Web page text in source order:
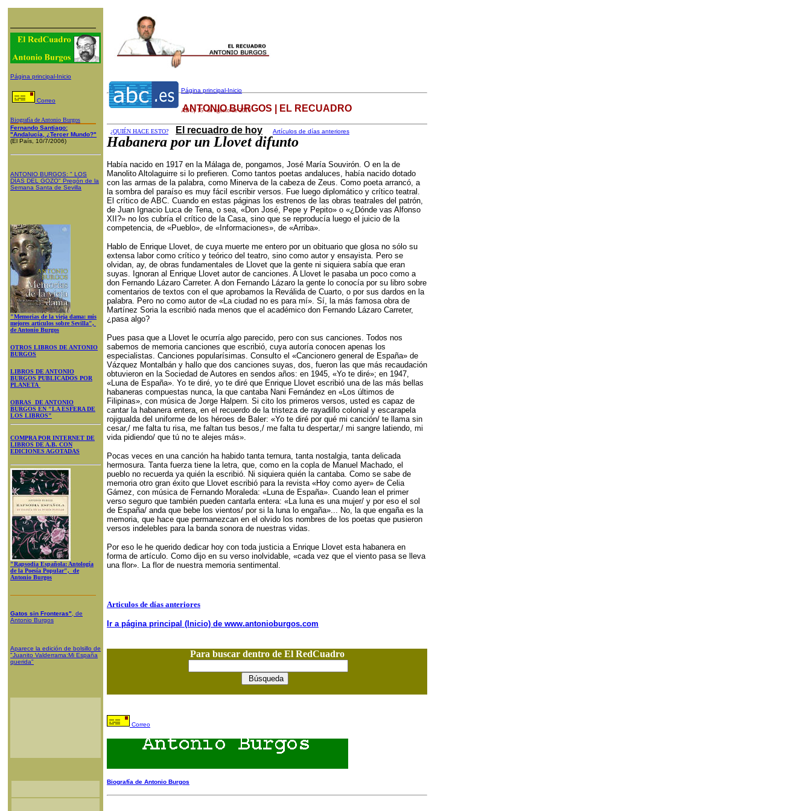
Página principal-Inicio
Correo
Biografía de Antonio Burgos
Fernando Santiago:
"Andalucía, ¿Tercer Mundo?"
(El País, 10/7/2006)
ANTONIO BURGOS: " LOS
DÍAS DEL GOZO" Pregón de la
Semana Santa de Sevilla
"Memorias de la vieja dama: mis
mejores artículos sobre Sevilla",
de Antonio Burgos
OTROS LIBROS DE ANTONIO
BURGOS
LIBROS DE ANTONIO
BURGOS PUBLICADOS POR
PLANETA
OBRAS DE ANTONIO
BURGOS EN "LA ESFERA DE
LOS LIBROS"
COMPRA POR INTERNET DE
LIBROS DE A.B. CON
EDICIONES AGOTADAS
"Rapsodia Española: Antología
de la Poesía Popular", de
Antonio Burgos
Gatos sin Fronteras" , de
Antonio Burgos
Aparece la edición de bolsillo de
"Juanito Valderrama:Mi España
querida"
Página principal-Inicio
ABC, 15de agosto de 2010
¿QUIÉN HACE ESTO? El recuadro de hoy Artículos de días anteriores
ANTONIO BURGOS | EL RECUADRO
Habanera por un Llovet difunto
Había nacido en 1917 en la Málaga de, pongamos, José María Souvirón. O en la de
Manolito Altolaguirre si lo prefieren. Como tantos poetas andaluces, había nacido dotado
con las armas de la palabra, como Minerva de la cabeza de Zeus. Como poeta arrancó, a
la sombra del paraíso es muy fácil escribir versos. Fue luego diplomático y crítico teatral.
El crítico de ABC. Cuando en estas páginas los estrenos de las obras teatrales del patrón,
de Juan Ignacio Luca de Tena, o sea, «Don José, Pepe y Pepito» o «¿Dónde vas Alfonso
XII?» no los cubría el crítico de la Casa, sino que se reproducía luego el juicio de la
competencia, de «Pueblo», de «Informaciones», de «Arriba».
Hablo de Enrique Llovet, de cuya muerte me entero por un obituario que glosa no sólo su
extensa labor como crítico y teórico del teatro, sino como autor y ensayista. Pero se
olvidan, ay, de obras fundamentales de Llovet que la gente ni siquiera sabía que eran
suyas. Ignoran al Enrique Llovet autor de canciones. A Llovet le pasaba un poco como a
don Fernando Lázaro Carreter. A don Fernando Lázaro la gente lo conocía por su libro sobre
comentarios de textos con el que aprobamos la Reválida de Cuarto, o por sus dardos en la
palabra. Pero no como autor de «La ciudad no es para mí». Sí, la más famosa obra de
Martínez Soria la escribió nada menos que el académico don Fernando Lázaro Carreter,
¿pasa algo?
Pues pasa que a Llovet le ocurría algo parecido, pero con sus canciones. Todos nos
sabemos de memoria canciones que escribió, cuya autoría conocen apenas los
especialistas. Canciones popularísimas. Consulto el «Cancionero general de España» de
Vázquez Montalbán y hallo que dos canciones suyas, dos, fueron las que más recaudación
obtuvieron en la Sociedad de Autores en sendos años: en 1945, «Yo te diré»; en 1947,
«Luna de España». Yo te diré, yo te diré que Enrique Llovet escribió una de las más bellas
habaneras compuestas nunca, la que cantaba Nani Fernández en «Los últimos de
Filipinas», con música de Jorge Halpern. Si cito los primeros versos, usted es capaz de
cantar la habanera entera, en el recuerdo de la tristeza de rayadillo colonial y escarapela
rojigualda del uniforme de los héroes de Baler: «Yo te diré por qué mi canción/ te llama sin
cesar,/ me falta tu risa, me faltan tus besos,/ me falta tu despertar,/ mi sangre latiendo, mi
vida pidiendo/ que tú no te alejes más».
Pocas veces en una canción ha habido tanta ternura, tanta nostalgia, tanta delicada
hermosura. Tanta fuerza tiene la letra, que, como en la copla de Manuel Machado, el
pueblo no recuerda ya quién la escribió. Ni siquiera quién la cantaba. Como se sabe de
memoria otro gran éxito que Llovet escribió para la revista «Hoy como ayer» de Celia
Gámez, con música de Fernando Moraleda: «Luna de España». Cuando lean el primer
verso seguro que también pueden cantarla entera: «La luna es una mujer/ y por eso el sol
de España/ anda que bebe los vientos/ por si la luna lo engaña»... No, la que engaña es la
memoria, que hace que permanezcan en el olvido los nombres de los poetas que pusieron
versos indelebles para la banda sonora de nuestras vidas.
Por eso le he querido dedicar hoy con toda justicia a Enrique Llovet esta habanera en
forma de artículo. Como dijo en su verso inolvidable, «cada vez que el viento pasa se lleva
una flor». La flor de nuestra memoria sentimental.
Articulos de días anteriores
Ir a página principal (Inicio) de www.antonioburgos.com
Para buscar dentro de El RedCuadro
Correo
Biografía de Antonio Burgos